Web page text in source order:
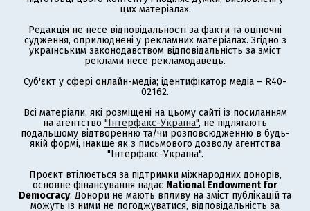
цих матеріалах.
Редакція не несе відповідальності за факти та оціночні
судження, оприлюднені у рекламних матеріалах. Згідно з
українським законодавством відповідальність за зміст
реклами несе рекламодавець.
Суб'єкт у сфері онлайн-медіа; ідентифікатор медіа – R40-
02162.
Всі матеріали, які розміщені на цьому сайті із посиланням
на агентство "Інтерфакс-Україна", не підлягають
подальшому відтворенню та/чи розповсюдженню в будь-
якій формі, інакше як з письмового дозволу агентства
"Інтерфакс-Україна".
Проєкт втілюється за підтримки міжнародних донорів,
основне фінансування надає National Endowment for
Democracy. Донори не мають впливу на зміст публікацій та
можуть із ними не погоджуватися, відповідальність за